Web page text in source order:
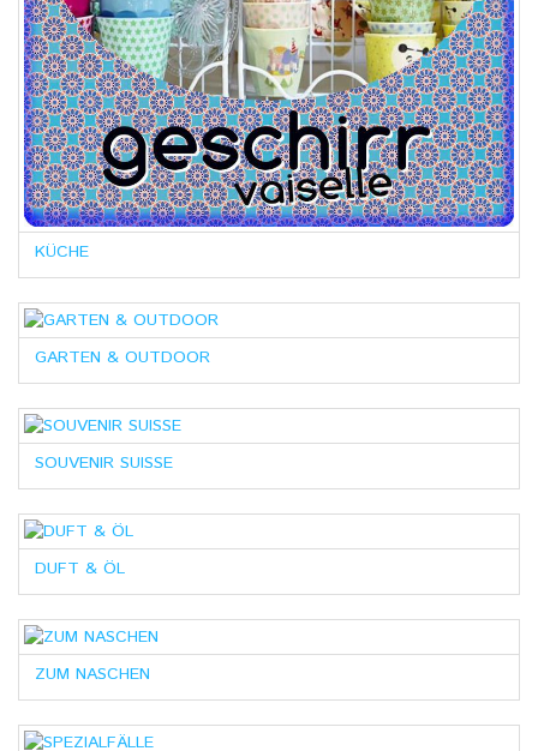
KÜCHE
GARTEN & OUTDOOR
SOUVENIR SUISSE
DUFT & ÖL
ZUM NASCHEN